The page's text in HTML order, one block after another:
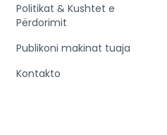
Politikat & Kushtet e
Përdorimit
Publikoni makinat tuaja
Kontakto